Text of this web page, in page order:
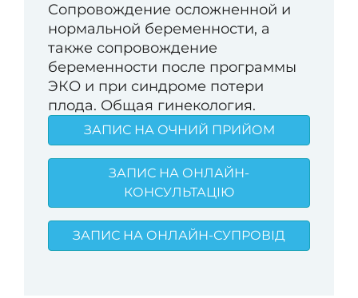
Сопровождение осложненной и
нормальной беременности, а
также сопровождение
беременности после программы
ЭКО и при синдроме потери
плода. Общая гинекология.
ЗАПИС НА ОЧНИЙ ПРИЙОМ
ЗАПИС НА ОНЛАЙН-
КОНСУЛЬТАЦІЮ
ЗАПИС НА ОНЛАЙН-СУПРОВІД